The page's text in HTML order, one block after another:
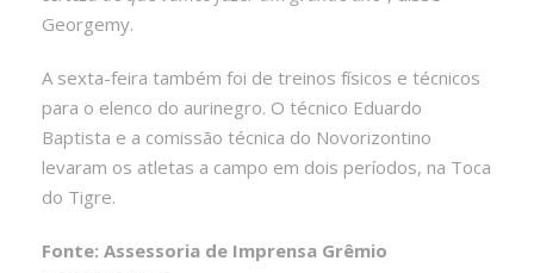
Georgemy.
A sexta-feira também foi de treinos físicos e técnicos
para o elenco do aurinegro. O técnico Eduardo
Baptista e a comissão técnica do Novorizontino
levaram os atletas a campo em dois períodos, na Toca
do Tigre.
Fonte: Assessoria de Imprensa Grêmio